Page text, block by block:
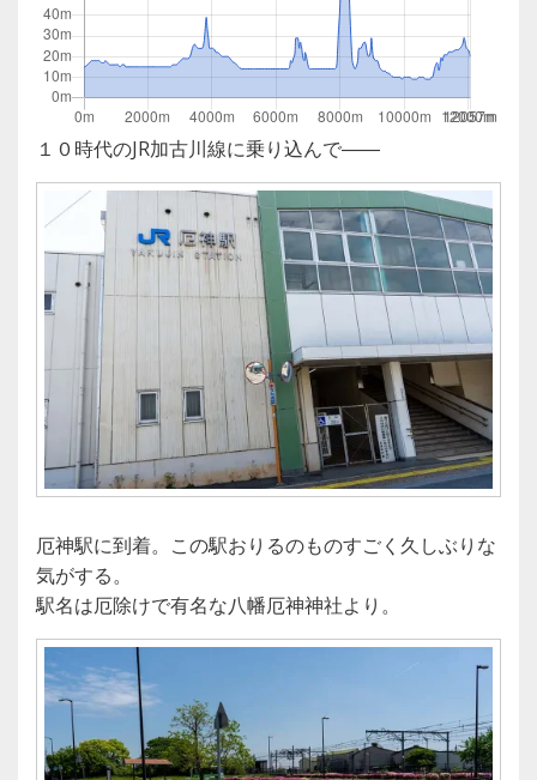
１０時代のJR加古川線に乗り込んで――
厄神駅に到着。この駅おりるのものすごく久しぶりな
気がする。
駅名は厄除けで有名な八幡厄神神社より。